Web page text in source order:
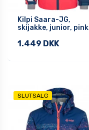
Kilpi Saara-JG,
skijakke, junior, pink
1.449 DKK
SLUTSALG